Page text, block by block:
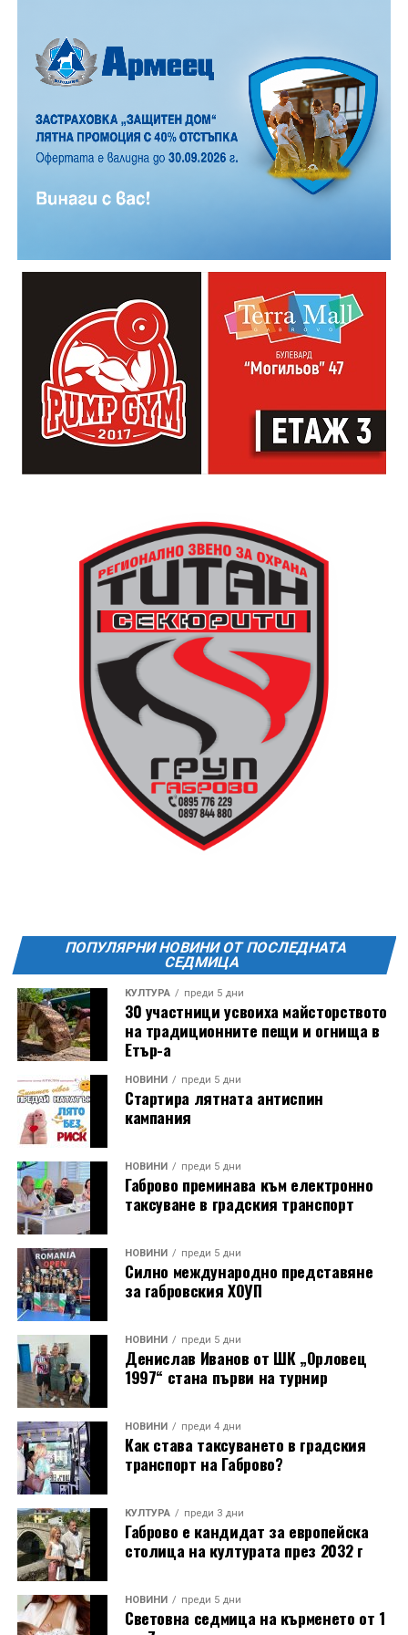
12 АВГУСТ (сряда)
19:00ч. „Книга за книга“ – донеси книга, вземи си
друга, обсъди заглавия и автори с други читатели
20:00ч. Концерт на група МОЛЕЦ, GoGo,
Zov&Vakavliev, Toria
21:30ч. Коктейли и музика
13 АВГУСТ (четвъртък)
19:00ч Групова тренировка с Йоанна Петрова от
20:00ч. Куиз вечер за обща култура
21:30ч. Прожекция на филма “Брънч за начинаещи”
Ще бъде хубаво – не някога и някъде, а тук и сега!
които свират на китара, да се включат – независимо
от професионалното им ниво. Събитието е различно
– то не е концерт, а споделено преживяване, в което
всеки участва по свой начин. Няма сцена или
официална програма, няма предварително обявени
изпълнители и разделение между публика и
артисти. Всеки е добре дошъл да пее, свири или
просто да преживее звездопад, изпълнен с музика,
падащи звезди и желания.
транспорт до местността Градище. Електрическият
автобус ще тръгне в 19:30 ч. от пл. „Възраждане“, а
обратно към града в 00:00 ч. – от паркинга до
поляната. Вземете със себе си връхна дреха и одеяло
или шалте! За повече информация тел. 0887907075.
ПОПУЛЯРНИ НОВИНИ ОТ ПОСЛЕДНАТА
СЕДМИЦА
КУЛТУРА преди 5 дни
30 участници усвоиха майсторството
на традиционните пещи и огнища в
Етър-а
НОВИНИ преди 5 дни
Стартира лятната антиспин
кампания
НОВИНИ преди 5 дни
Габрово преминава към електронно
таксуване в градския транспорт
НОВИНИ преди 5 дни
Силно международно представяне
за габровския ХОУП
НОВИНИ преди 5 дни
Денислав Иванов от ШК „Орловец
1997“ стана първи на турнир
НОВИНИ преди 4 дни
Как става таксуването в градския
транспорт на Габрово?
КУЛТУРА преди 3 дни
Габрово е кандидат за европейска
столица на културата през 2032 г
НОВИНИ преди 5 дни
Световна седмица на кърменето от 1